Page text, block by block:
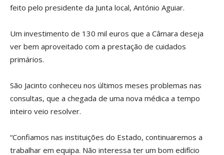
feito pelo presidente da Junta local, António Aguiar.
Um investimento de 130 mil euros que a Câmara deseja
ver bem aproveitado com a prestação de cuidados
primários.
São Jacinto conheceu nos últimos meses problemas nas
consultas, que a chegada de uma nova médica a tempo
inteiro veio resolver.
“Confiamos nas instituições do Estado, continuaremos a
trabalhar em equipa. Não interessa ter um bom edifício